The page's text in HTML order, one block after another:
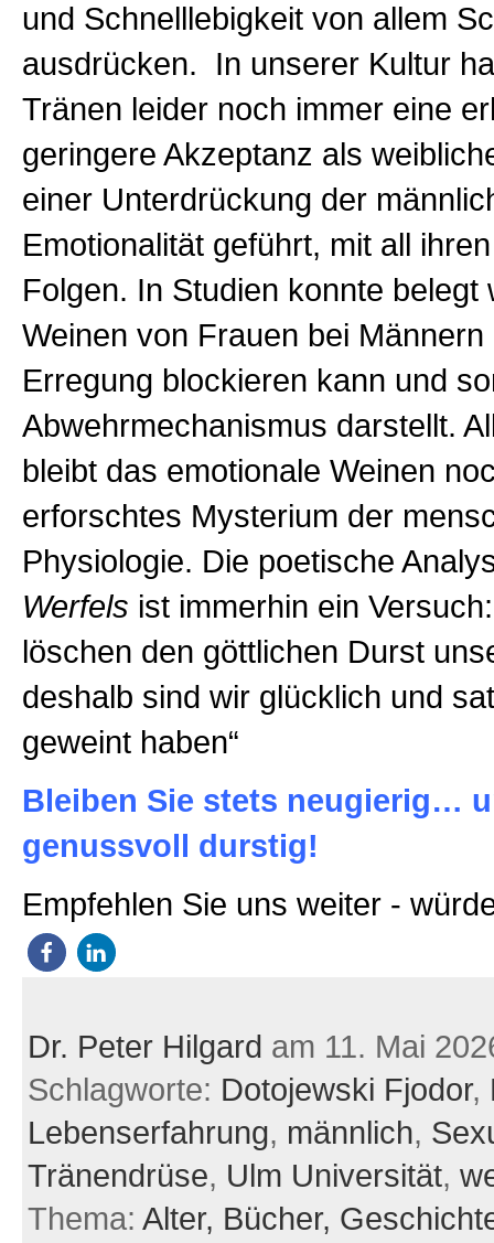
und Schnelllebigkeit von allem
ausdrücken. In unserer Kultur
Tränen leider noch immer eine
geringere Akzeptanz als
einer Unterdrückung der
Emotionalität geführt, mit all
Folgen. In Studien konnte belegt
Weinen von Frauen bei
Erregung blockieren kann und
Abwehrmechanismus darstellt.
bleibt das emotionale Weinen
erforschtes Mysterium der
Physiologie. Die poetische
Werfels ist immerhin ein
löschen den göttlichen Durst
deshalb sind wir glücklich und
geweint haben“
Bleiben Sie stets neugierig…
genussvoll durstig!
Empfehlen Sie uns weiter -
Dr. Peter Hilgard am 11. Mai
Schlagworte: Dotojewski Fjodor,
Lebenserfahrung, männlich,
Tränendrüse, Ulm Universität,
Thema: Alter, Bücher,